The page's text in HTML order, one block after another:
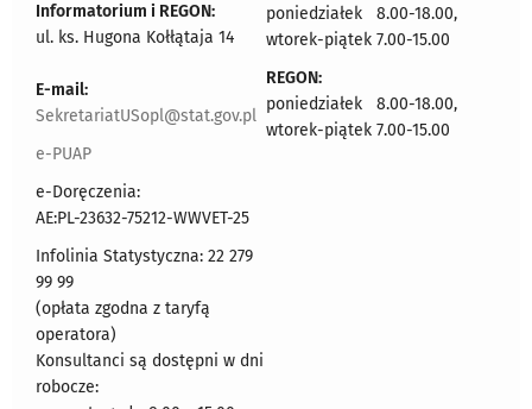
Informatorium i REGON:
ul. ks. Hugona Kołłątaja 14
E-mail:
SekretariatUSopl@stat.gov.pl
e-PUAP
e-Doręczenia:
AE:PL-23632-75212-WWVET-25
Infolinia Statystyczna: 22 279
99 99
(opłata zgodna z taryfą
operatora)
Konsultanci są dostępni w dni
robocze:
poniedziałek 8.00-18.00,
wtorek-piątek 7.00-15.00
REGON:
poniedziałek 8.00-18.00,
wtorek-piątek 7.00-15.00